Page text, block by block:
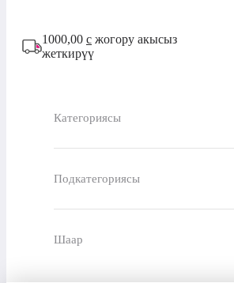
1000,00 с жогору акысыз
жеткирүү
Категориясы
Подкатегориясы
Шаар